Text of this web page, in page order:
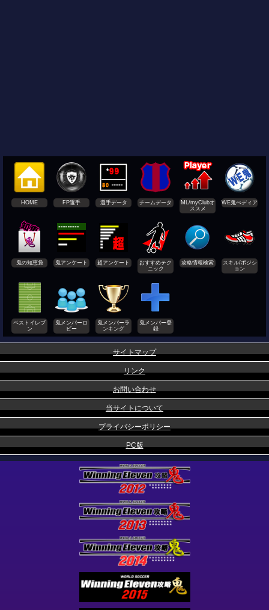
HOME FP選手 選手データ チームデータ
ML/myClubオ
ススメ
WE鬼ぺディア
鬼の知恵袋 鬼アンケート 超アンケート
おすすめテク
ニック
攻略情報検索
スキル/ポジシ
ョン
ベストイレブ
ン
鬼メンバーロ
ビー
鬼メンバーラ
ンキング
鬼メンバー登
録
サイトマップ
リンク
お問い合わせ
当サイトについて
プライバシーポリシー
PC版